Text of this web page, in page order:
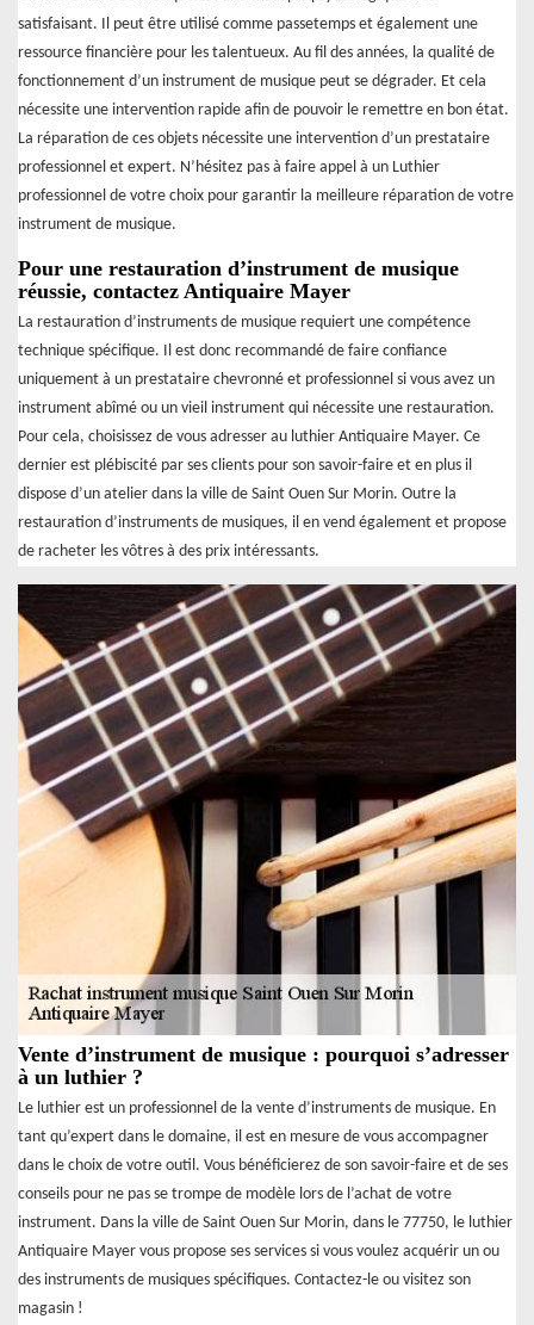
satisfaisant. Il peut être utilisé comme passetemps et également une
ressource financière pour les talentueux. Au fil des années, la qualité de
fonctionnement d’un instrument de musique peut se dégrader. Et cela
nécessite une intervention rapide afin de pouvoir le remettre en bon état.
La réparation de ces objets nécessite une intervention d’un prestataire
professionnel et expert. N’hésitez pas à faire appel à un Luthier
professionnel de votre choix pour garantir la meilleure réparation de votre
instrument de musique.
Pour une restauration d’instrument de musique
réussie, contactez Antiquaire Mayer
La restauration d’instruments de musique requiert une compétence
technique spécifique. Il est donc recommandé de faire confiance
uniquement à un prestataire chevronné et professionnel si vous avez un
instrument abîmé ou un vieil instrument qui nécessite une restauration.
Pour cela, choisissez de vous adresser au luthier Antiquaire Mayer. Ce
dernier est plébiscité par ses clients pour son savoir-faire et en plus il
dispose d’un atelier dans la ville de Saint Ouen Sur Morin. Outre la
restauration d’instruments de musiques, il en vend également et propose
de racheter les vôtres à des prix intéressants.
Vente d’instrument de musique : pourquoi s’adresser
à un luthier ?
Le luthier est un professionnel de la vente d’instruments de musique. En
tant qu’expert dans le domaine, il est en mesure de vous accompagner
dans le choix de votre outil. Vous bénéficierez de son savoir-faire et de ses
conseils pour ne pas se trompe de modèle lors de l’achat de votre
instrument. Dans la ville de Saint Ouen Sur Morin, dans le 77750, le luthier
Antiquaire Mayer vous propose ses services si vous voulez acquérir un ou
des instruments de musiques spécifiques. Contactez-le ou visitez son
magasin !